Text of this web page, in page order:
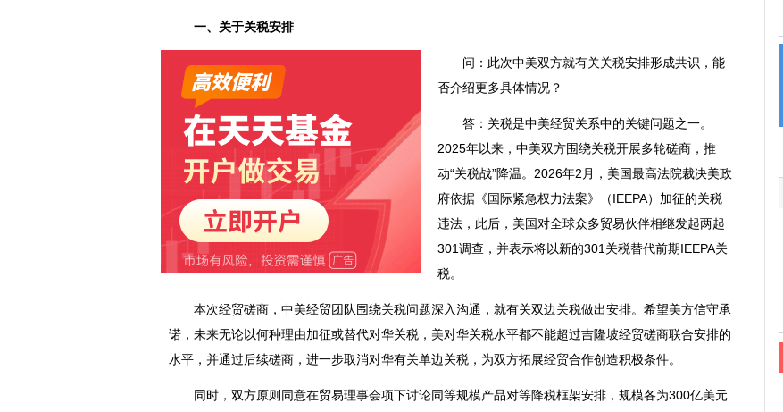
一、关于关税安排
问：此次中美双方就有关关税安排形成共识，能
否介绍更多具体情况？
答：关税是中美经贸关系中的关键问题之一。
2025年以来，中美双方围绕关税开展多轮磋商，推
动“关税战”降温。2026年2月，美国最高法院裁决美政
府依据《国际紧急权力法案》（IEEPA）加征的关税
违法，此后，美国对全球众多贸易伙伴相继发起两起
301调查，并表示将以新的301关税替代前期IEEPA关
税。
本次经贸磋商，中美经贸团队围绕关税问题深入沟通，就有关双边关税做出安排。希望美方信守承
诺，未来无论以何种理由加征或替代对华关税，美对华关税水平都不能超过吉隆坡经贸磋商联合安排的
水平，并通过后续磋商，进一步取消对华有关单边关税，为双方拓展经贸合作创造积极条件。
同时，双方原则同意在贸易理事会项下讨论同等规模产品对等降税框架安排，规模各为300亿美元